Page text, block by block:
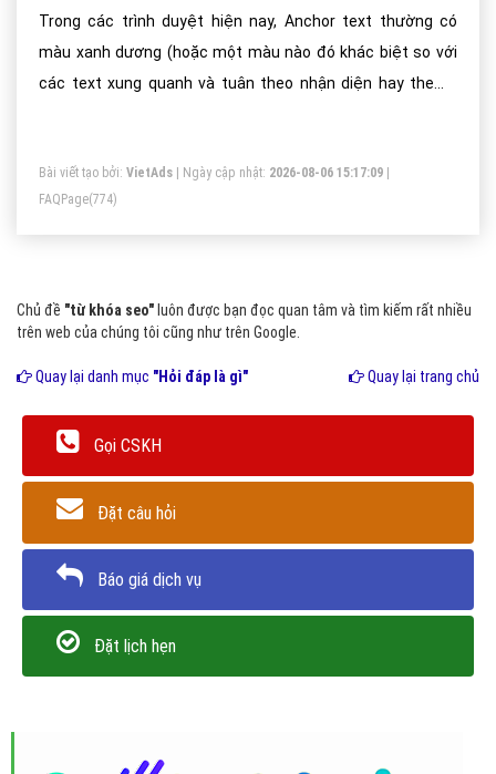
Trong các trình duyệt hiện nay, Anchor text thường có
màu xanh dương (hoặc một màu nào đó khác biệt so với
các text xung quanh và tuân theo nhận diện hay theme
Bài viết tạo bởi: VietAds | Ngày cập nhật: 2026-08-06 15:17:09
FAQPage(774)
Chủ đề "từ khóa seo" luôn được bạn đọc quan tâm và tìm kiếm rất nhiều
trên web của chúng tôi cũng như trên Google.
Quay lại danh mục "Hỏi đáp là gì" Quay lại trang chủ
Gọi CSKH
Đặt câu hỏi
Báo giá dịch vụ
Đặt lịch hẹn